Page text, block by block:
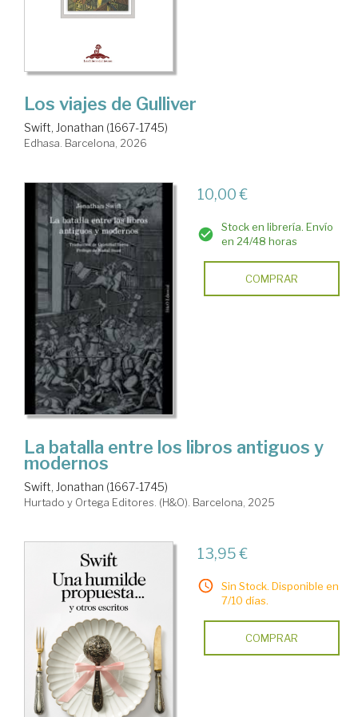
Los viajes de Gulliver
Swift, Jonathan (1667-1745)
Edhasa. Barcelona, 2026
10,00 €
Stock en librería. Envío
en 24/48 horas
COMPRAR
La batalla entre los libros antiguos y
modernos
Swift, Jonathan (1667-1745)
Hurtado y Ortega Editores. (H&O). Barcelona, 2025
13,95 €
Sin Stock. Disponible en
7/10 días.
COMPRAR